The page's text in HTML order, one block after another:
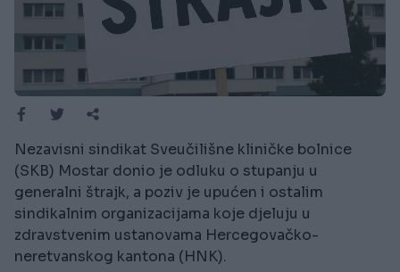
Nezavisni sindikat Sveučilišne kliničke bolnice
(SKB) Mostar donio je odluku o stupanju u
generalni štrajk, a poziv je upućen i ostalim
sindikalnim organizacijama koje djeluju u
zdravstvenim ustanovama Hercegovačko-
neretvanskog kantona (HNK).